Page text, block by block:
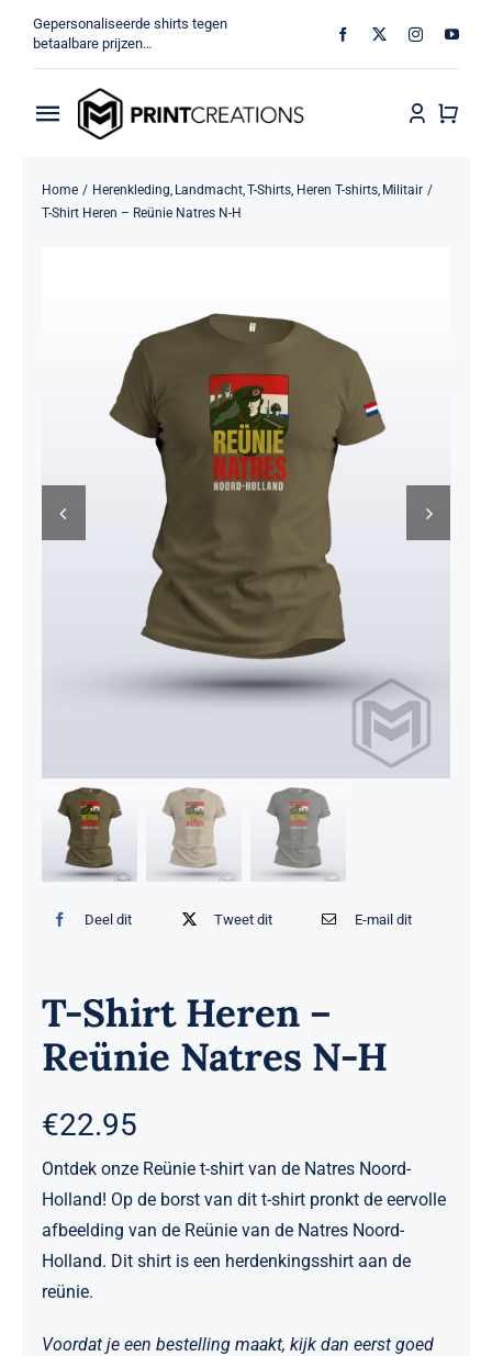
naar
inhoud
Gepersonaliseerde shirts tegen
betaalbare prijzen…
Toggle
Home
MV Print Creations
Home Herenkleding Landmacht T-Shirts Heren T-shirts Militair
T-Shirt Heren – Reünie Natres N-H
Deel dit Tweet dit E-mail dit
T-Shirt Heren –
Reünie Natres N-H
€22.95
Ontdek onze Reünie t-shirt van de Natres Noord-
Holland! Op de borst van dit t-shirt pronkt de eervolle
afbeelding van de Reünie van de Natres Noord-
Holland. Dit shirt is een herdenkingsshirt aan de
reünie.
Voordat je een bestelling maakt, kijk dan eerst goed